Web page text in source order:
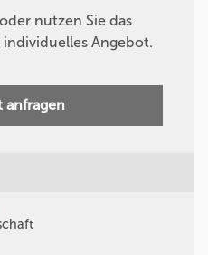
nutzen Sie das
Angebot.
anfragen